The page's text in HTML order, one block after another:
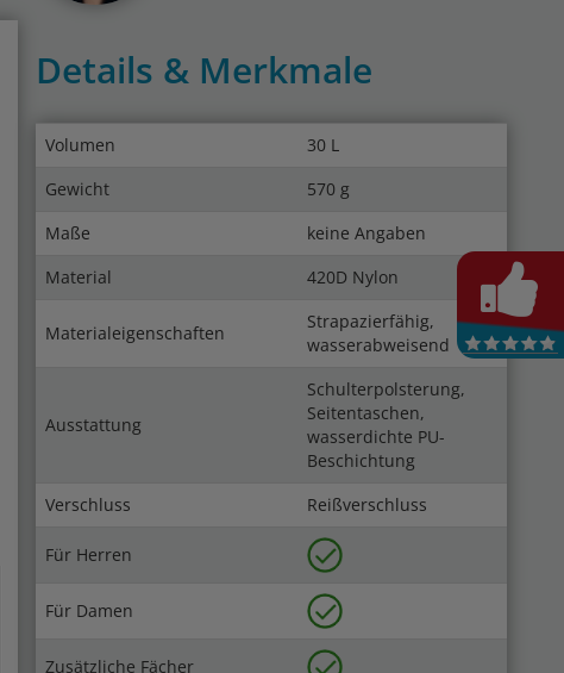
Details & Merkmale
Volumen
30 L
Gewicht
570 g
Maße
keine Angaben
Material
420D Nylon
Materialeigenschaften
Strapazierfähig,
wasserabweisend
Ausstattung
Schulterpolsterung,
Seitentaschen,
wasserdichte PU-
Beschichtung
Verschluss
Reißverschluss
Für Herren
Für Damen
Zusätzliche Fächer